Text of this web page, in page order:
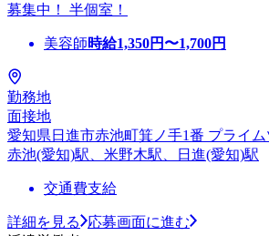
募集中！ 半個室！
美容師時給1,350円〜1,700円
勤務地
面接地
愛知県日進市赤池町箕ノ手1番 プライ
赤池(愛知)駅、米野木駅、日進(愛知)駅
交通費支給
詳細を見る
応募画面に進む